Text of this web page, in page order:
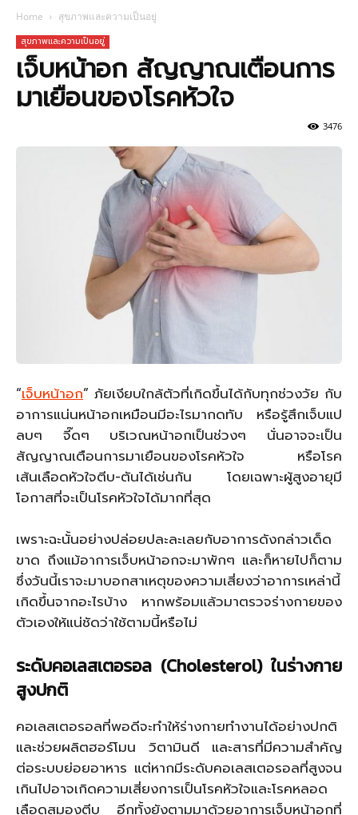
Home สุขภาพและความเป็นอยู่
สุขภาพและความเป็นอยู่
เจ็บหน้าอก สัญญาณเตือนการ
มาเยือนของโรคหัวใจ
3476
“เจ็บหน้าอก” ภัยเงียบใกล้ตัวที่เกิดขึ้นได้กับทุกช่วงวัย กับ
อาการแน่นหน้าอกเหมือนมีอะไรมากดทับ หรือรู้สึกเจ็บแป
ลบๆ จี๊ดๆ บริเวณหน้าอกเป็นช่วงๆ นั่นอาจจะเป็น
สัญญาณเตือนการมาเยือนของโรคหัวใจ หรือโรค
เส้นเลือดหัวใจตีบ-ตันได้เช่นกัน โดยเฉพาะผู้สูงอายุมี
โอกาสที่จะเป็นโรคหัวใจได้มากที่สุด
เพราะฉะนั้นอย่างปล่อยปละละเลยกับอาการดังกล่าวเด็ด
ขาด ถึงแม้อาการเจ็บหน้าอกจะมาพักๆ และก็หายไปก็ตาม
ซึ่งวันนี้เราจะมาบอกสาเหตุของความเสี่ยงว่าอาการเหล่านี้
เกิดขึ้นจากอะไรบ้าง หากพร้อมแล้วมาตรวจร่างกายของ
ตัวเองให้แน่ชัดว่าใช้ตามนี้หรือไม่
ระดับคอเลสเตอรอล (Cholesterol) ในร่างกาย
สูงปกติ
คอเลสเตอรอลที่พอดีจะทำให้ร่างกายทำงานได้อย่างปกติ
และช่วยผลิตฮอร์โมน วิตามินดี และสารที่มีความสำคัญ
ต่อระบบย่อยอาหาร แต่หากมีระดับคอเลสเตอรอลที่สูงจน
เกินไปอาจเกิดความเสี่ยงการเป็นโรคหัวใจและโรคหลอด
เลือดสมองตีบ อีกทั้งยังตามมาด้วยอาการเจ็บหน้าอกที่